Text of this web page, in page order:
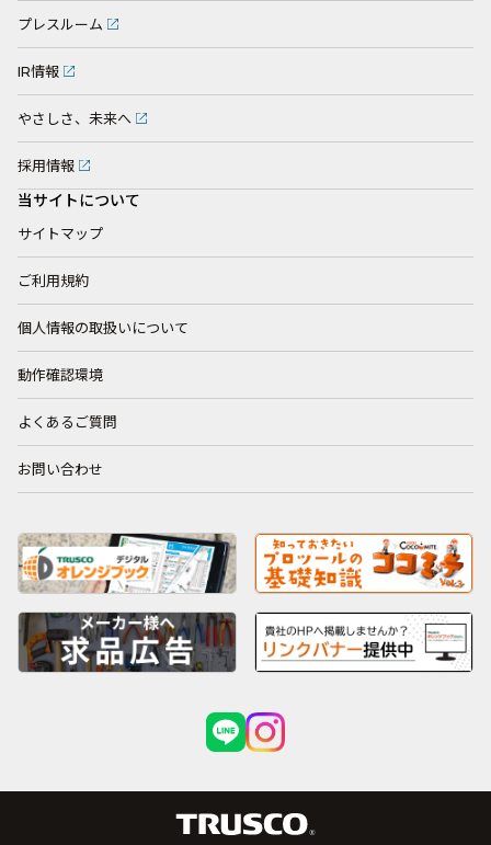
プレスルーム
IR情報
やさしさ、未来へ
採用情報
当サイトについて
サイトマップ
ご利用規約
個人情報の取扱いについて
動作確認環境
よくあるご質問
お問い合わせ